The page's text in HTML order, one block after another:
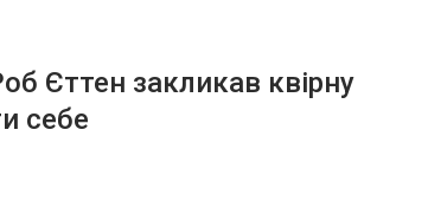
Єттен закликав квірну
себе